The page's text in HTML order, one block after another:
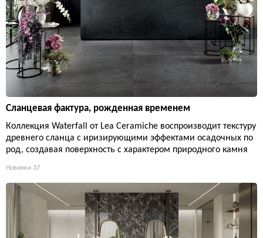
Сланцевая фактура, рожденная временем
Коллекция Waterfall от Lea Ceramiche воспроизводит текстуру
древнего сланца с иризирующими эффектами осадочных по
род, создавая поверхность с характером природного камня
Новинки 37